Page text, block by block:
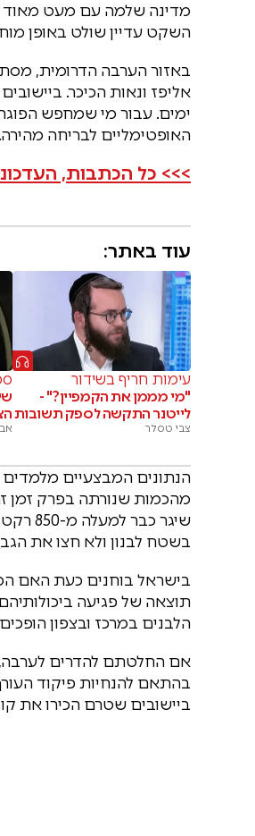
מדינה שלמה עם מעט
השקט עדיין שולט באופן
באזור הערבה הדרומית,
ימים. עבור מי שמחפש
האופטימליים לבריחה מהירה.
>>> כל הכתבות,
עוד באתר:
עימות חריף בשידור
"מי מממן את הקמפיין?" -
לייטנר התקשה לספק תשובות
צבי טסלר
שיגר
בשטח לבנון ולא חצו את
בישראל בוחנים כעת האם
תוצאה של פגיעה
הלבנים במרכז ובצפון
אם החלטתם להדרים לערבה,
בהתאם להנחיות פיקוד
ביישובים שטרם הכירו את